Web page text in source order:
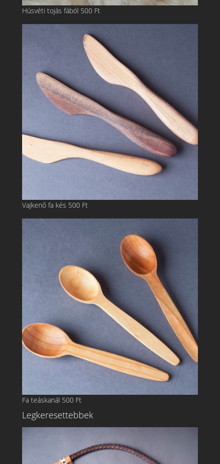
Húsvéti tojás fából 500 Ft
Vajkenő fa kés 500 Ft
Fa teáskanál 500 Ft
Legkeresettebbek